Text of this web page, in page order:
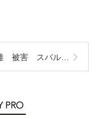
害 スバル インプレッサ